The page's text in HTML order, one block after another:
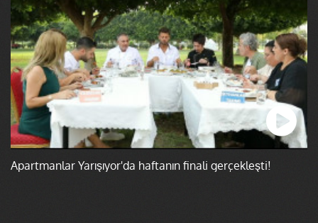
Apartmanlar Yarışıyor'da haftanın finali gerçekleşti!